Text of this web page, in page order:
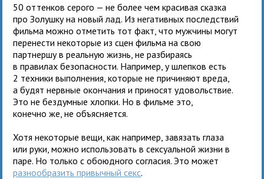
50 оттенков серого — не более чем красивая сказка
про Золушку на новый лад. Из негативных последствий
фильма можно отметить тот факт, что мужчины могут
перенести некоторые из сцен фильма на свою
партнершу в реальную жизнь, не разбираясь
в правилах безопасности. Например, у шлепков есть
2 техники выполнения, которые не причиняют вреда,
а будят нервные окончания и приносят удовольствие.
Это не бездумные хлопки. Но в фильме это,
конечно же, не объясняется.
Хотя некоторые вещи, как например, завязать глаза
или руки, можно использовать в сексуальной жизни в
паре. Но только с обоюдного согласия. Это может
разнообразить привычный секс.